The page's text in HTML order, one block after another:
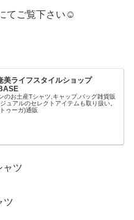
てご覧下さい☺︎︎︎︎
美ライフスタイルショップ
のお土産Tシャツ,キャップ,バッグ雑貨販
ュアルのセレクトアイテムも取り扱い。
ゥーガ)通販
ャツ
ツ